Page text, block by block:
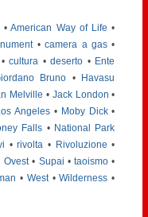
•American Way of Life •
•camera a gas•
•cultura •deserto • Ente
Bruno •
Havasu
Melville • Jack London •
Angeles • Moby Dick•
Falls • National Park
•rivolta • Rivoluzione •
Ovest• Supai •taoismo •
• West•Wilderness •